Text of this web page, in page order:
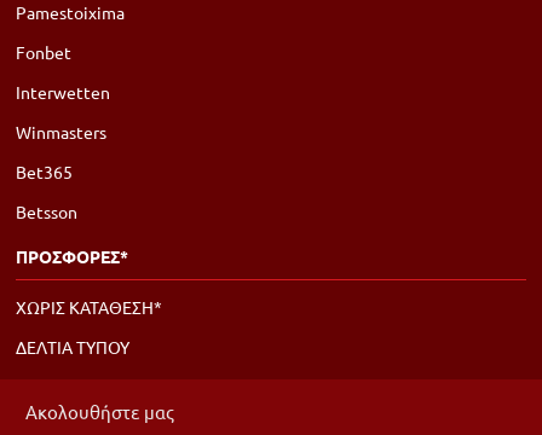
Pamestoixima
Fonbet
Interwetten
Winmasters
Bet365
Betsson
ΠΡΟΣΦΟΡΕΣ*
ΧΩΡΙΣ ΚΑΤΑΘΕΣΗ*
ΔΕΛΤΙΑ ΤΥΠΟΥ
Ακολουθήστε μας